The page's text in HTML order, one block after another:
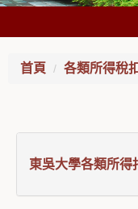
首頁 各類所得稅
東吳大學各類所得